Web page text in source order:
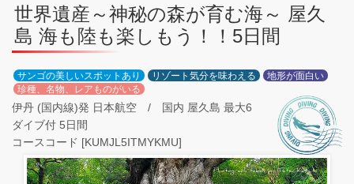
世界遺産～神秘の森が育む海～ 屋久
島 海も陸も楽しもう！！5日間
サンゴの美しいスポットあり リゾート気分を味わえる
地形が面白い
珍種、名物、レアものがいる
伊丹 (国内線)発 日本航空 / 国内 屋久島 最大6
ダイブ付 5日間
コースコード [KUMJL5ITMYKMU]